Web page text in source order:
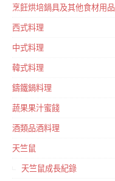
烹飪烘培鍋具及其他食材用品
西式料理
中式料理
韓式料理
鑄鐵鍋料理
蔬果果汁蜜餞
酒類品酒料理
天竺鼠
天竺鼠成長紀錄